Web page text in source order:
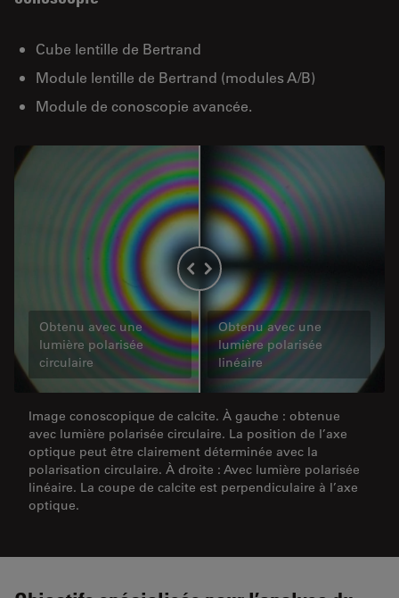
Cube lentille de Bertrand
Module lentille de Bertrand (modules A/B)
Module de conoscopie avancée.
Obtenu avec une
lumière polarisée
circulaire
Obtenu avec une
lumière polarisée
linéaire
Image conoscopique de calcite. À gauche : obtenue
avec lumière polarisée circulaire. La position de l’axe
optique peut être clairement déterminée avec la
polarisation circulaire. À droite : Avec lumière polarisée
linéaire. La coupe de calcite est perpendiculaire à l’axe
optique.